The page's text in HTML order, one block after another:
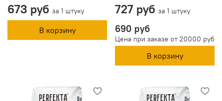
673 руб за 1 штуку
В корзину
727 руб за 1 штуку
690 руб
Цена при заказе от 20000 руб
В корзину